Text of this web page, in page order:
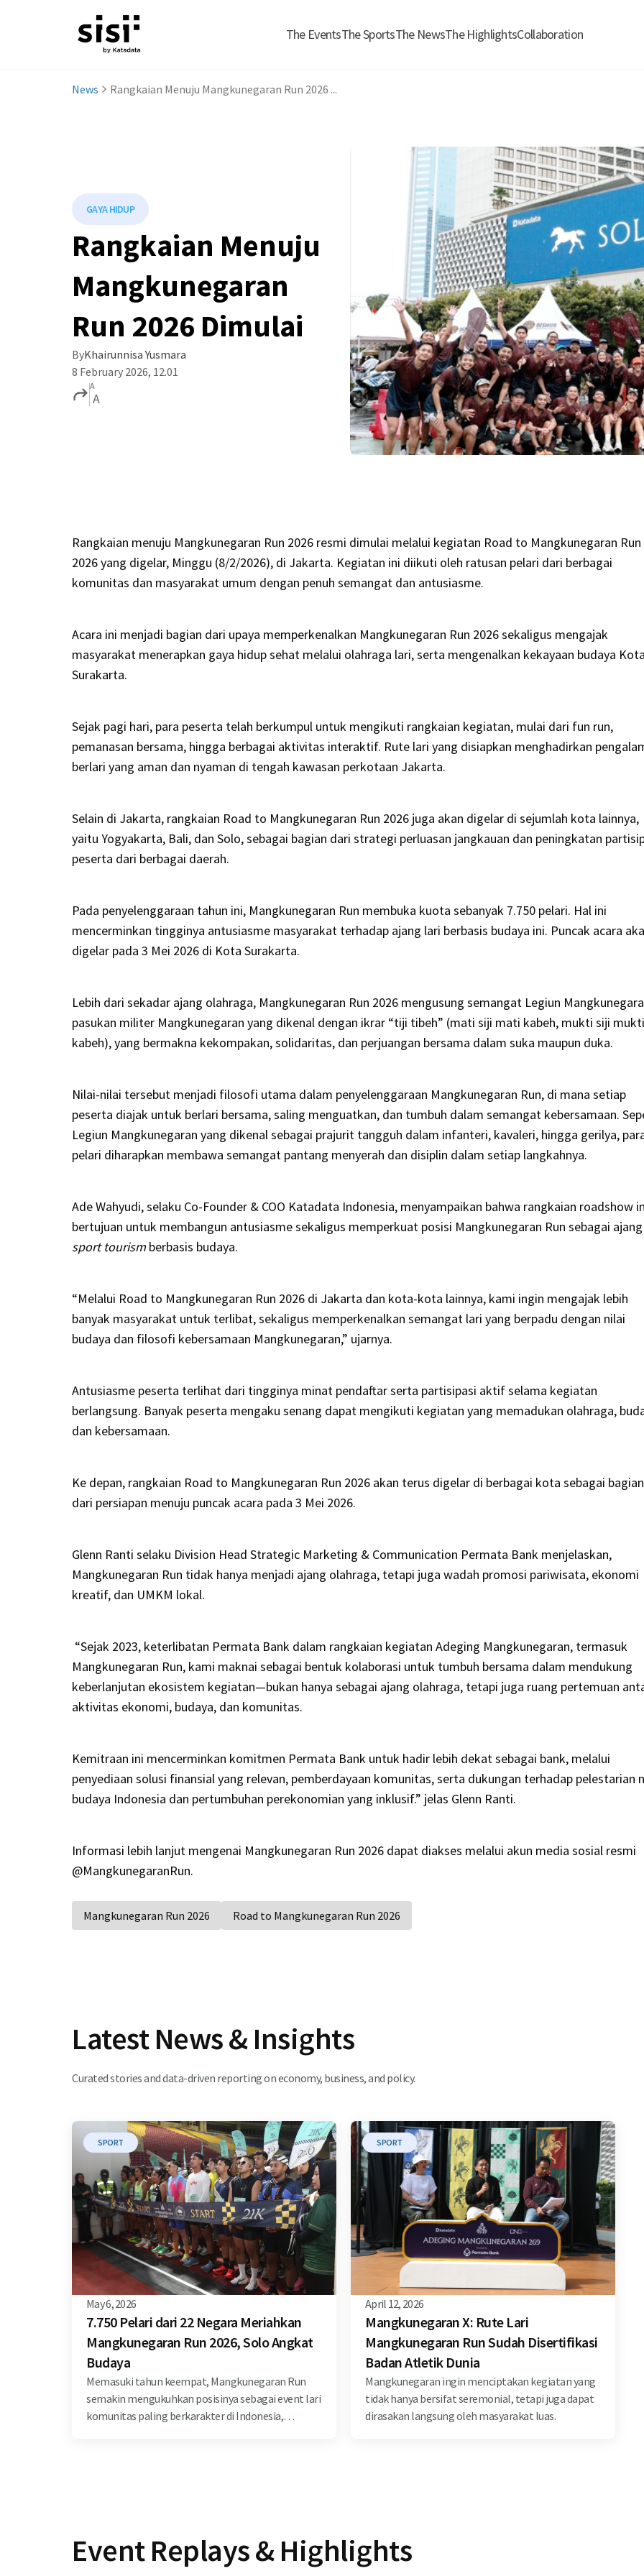
The EventsThe SportsThe NewsThe HighlightsCollaboration
News Rangkaian Menuju Mangkunegaran Run 2026 ...
GAYA HIDUP
Rangkaian Menuju
Mangkunegaran
Run 2026 Dimulai
ByKhairunnisa Yusmara
8 February 2026, 12.01
A
A
Rangkaian menuju Mangkunegaran Run 2026 resmi dimulai melalui kegiatan Road to Mangkunegaran Run
2026 yang digelar, Minggu (8/2/2026), di Jakarta. Kegiatan ini diikuti oleh ratusan pelari dari berbagai
komunitas dan masyarakat umum dengan penuh semangat dan antusiasme.
Acara ini menjadi bagian dari upaya memperkenalkan Mangkunegaran Run 2026 sekaligus mengajak
masyarakat menerapkan gaya hidup sehat melalui olahraga lari, serta mengenalkan kekayaan budaya
Surakarta.
Sejak pagi hari, para peserta telah berkumpul untuk mengikuti rangkaian kegiatan, mulai dari fun run,
pemanasan bersama, hingga berbagai aktivitas interaktif. Rute lari yang disiapkan menghadirkan
berlari yang aman dan nyaman di tengah kawasan perkotaan Jakarta.
Selain di Jakarta, rangkaian Road to Mangkunegaran Run 2026 juga akan digelar di sejumlah kota lainnya,
yaitu Yogyakarta, Bali, dan Solo, sebagai bagian dari strategi perluasan jangkauan dan peningkatan
peserta dari berbagai daerah.
Pada penyelenggaraan tahun ini, Mangkunegaran Run membuka kuota sebanyak 7.750 pelari. Hal ini
mencerminkan tingginya antusiasme masyarakat terhadap ajang lari berbasis budaya ini. Puncak acara
digelar pada 3 Mei 2026 di Kota Surakarta.
Lebih dari sekadar ajang olahraga, Mangkunegaran Run 2026 mengusung semangat Legiun
pasukan militer Mangkunegaran yang dikenal dengan ikrar “tiji tibeh” (mati siji mati kabeh, mukti siji mukti
kabeh), yang bermakna kekompakan, solidaritas, dan perjuangan bersama dalam suka maupun duka.
Nilai-nilai tersebut menjadi filosofi utama dalam penyelenggaraan Mangkunegaran Run, di mana setiap
peserta diajak untuk berlari bersama, saling menguatkan, dan tumbuh dalam semangat kebersamaan.
Legiun Mangkunegaran yang dikenal sebagai prajurit tangguh dalam infanteri, kavaleri, hingga gerilya,
pelari diharapkan membawa semangat pantang menyerah dan disiplin dalam setiap langkahnya.
Ade Wahyudi, selaku Co-Founder & COO Katadata Indonesia, menyampaikan bahwa rangkaian roadshow
bertujuan untuk membangun antusiasme sekaligus memperkuat posisi Mangkunegaran Run sebagai ajang
sport tourism berbasis budaya.
“Melalui Road to Mangkunegaran Run 2026 di Jakarta dan kota-kota lainnya, kami ingin mengajak lebih
banyak masyarakat untuk terlibat, sekaligus memperkenalkan semangat lari yang berpadu dengan nilai
budaya dan filosofi kebersamaan Mangkunegaran,” ujarnya.
Antusiasme peserta terlihat dari tingginya minat pendaftar serta partisipasi aktif selama kegiatan
berlangsung. Banyak peserta mengaku senang dapat mengikuti kegiatan yang memadukan olahraga,
dan kebersamaan.
Ke depan, rangkaian Road to Mangkunegaran Run 2026 akan terus digelar di berbagai kota sebagai bagian
dari persiapan menuju puncak acara pada 3 Mei 2026.
Glenn Ranti selaku Division Head Strategic Marketing & Communication Permata Bank menjelaskan,
Mangkunegaran Run tidak hanya menjadi ajang olahraga, tetapi juga wadah promosi pariwisata, ekonomi
kreatif, dan UMKM lokal.
“Sejak 2023, keterlibatan Permata Bank dalam rangkaian kegiatan Adeging Mangkunegaran, termasuk
Mangkunegaran Run, kami maknai sebagai bentuk kolaborasi untuk tumbuh bersama dalam mendukung
keberlanjutan ekosistem kegiatan—bukan hanya sebagai ajang olahraga, tetapi juga ruang pertemuan
aktivitas ekonomi, budaya, dan komunitas.
Kemitraan ini mencerminkan komitmen Permata Bank untuk hadir lebih dekat sebagai bank, melalui
penyediaan solusi finansial yang relevan, pemberdayaan komunitas, serta dukungan terhadap pelestarian
budaya Indonesia dan pertumbuhan perekonomian yang inklusif.” jelas Glenn Ranti.
Informasi lebih lanjut mengenai Mangkunegaran Run 2026 dapat diakses melalui akun media sosial resmi
@MangkunegaranRun.
Mangkunegaran Run 2026 Road to Mangkunegaran Run 2026
Latest News & Insights
Curated stories and data-driven reporting on economy, business, and policy.
SPORT
May 6, 2026
7.750 Pelari dari 22 Negara Meriahkan
Mangkunegaran Run 2026, Solo Angkat
Budaya
Memasuki tahun keempat, Mangkunegaran Run
semakin mengukuhkan posisinya sebagai event lari
komunitas paling berkarakter di Indonesia,
SPORT
April 12, 2026
Mangkunegaran X: Rute Lari
Mangkunegaran Run Sudah Disertifikasi
Badan Atletik Dunia
Mangkunegaran ingin menciptakan kegiatan yang
tidak hanya bersifat seremonial, tetapi juga dapat
dirasakan langsung oleh masyarakat luas.
Event Replays & Highlights